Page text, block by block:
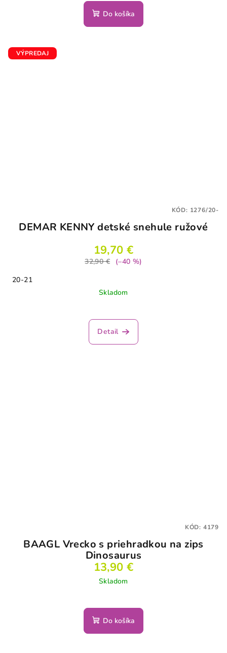
Do košíka
VÝPREDAJ
DEMAR KENNY detské snehule ružové
19,70 €
32,90 €
(–40 %)
20-21
Skladom
Detail
KÓD: 1276/20-
BAAGL Vrecko s priehradkou na zips
Dinosaurus
13,90 €
Skladom
Do košíka
KÓD: 4179